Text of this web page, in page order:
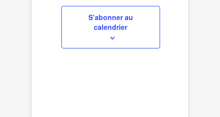
Évènements
S’abonner au
calendrier